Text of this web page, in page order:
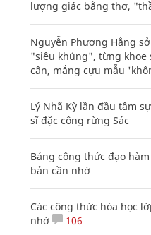
lượng giác bằng thơ,
Nguyễn Phương Hằng
"siêu khủng", từng khoe
cân, mắng cựu mẫu
Lý Nhã Kỳ lần đầu tâm
sĩ đặc công rừng Sác
Bảng công thức đạo
bản cần nhớ
Các công thức hóa học
nhớ
106